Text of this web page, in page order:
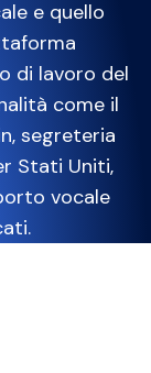
e quello
di lavoro del
come il
segreteria
Stati Uniti,
vocale